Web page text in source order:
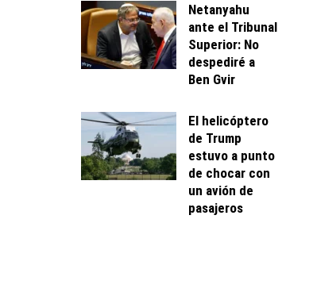
Netanyahu
ante el Tribunal
Superior: No
despediré a
Ben Gvir
El helicóptero
de Trump
estuvo a punto
de chocar con
un avión de
pasajeros